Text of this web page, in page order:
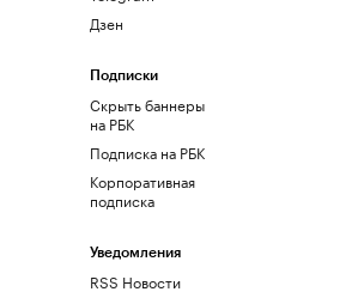
Дзен
Подписки
Скрыть баннеры
на РБК
Подписка на РБК
Корпоративная
подписка
Уведомления
RSS Новости